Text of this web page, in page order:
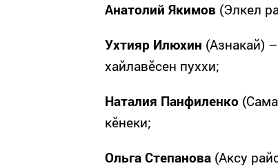
Анатолий Якимов (Элкел
Ухтияр Илюхин (Азнакай)
хайлавӗсен пуххи;
Наталия Панфиленко
кӗнеки;
Ольга Степанова (Аксу